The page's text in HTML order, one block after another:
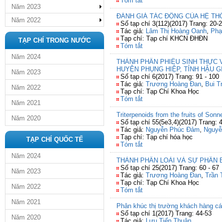
Năm 2023
Năm 2022
TẠP CHÍ TRONG NƯỚC
Năm 2024
Năm 2023
Năm 2022
Năm 2021
Năm 2020
TẠP CHÍ QUỐC TẾ
Năm 2024
Năm 2023
Năm 2022
Năm 2021
Năm 2020
ĐÁNH GIÁ TÁC ĐỘNG CỦA HỆ
Số tạp chí 3(112)(2017) Trang: 20-
Tác giả: Lâm Thị Hoàng Oanh,
Tạp chí: Tạp chí KHCN ĐHĐN
Tóm tắt
THÀNH PHẦN PHIÊU SINH
HUYỆN PHỤNG HIỆP, TỈNH HẬU
Số tạp chí 6(2017) Trang: 91 - 100
Tác giả: Trương Hoàng Đan, Bui
Tạp chí: Tạp Chí Khoa Học
Tóm tắt
Triterpenoids from the fruits of
Số tạp chí 55(5e3,4)(2017) Trang:
Tác giả: Nguyễn Phúc Đảm,
Tạp chí: Tạp chí hóa học
Tóm tắt
THÀNH PHẦN LOÀI VÀ SỰ PHÂN
Số tạp chí 25(2017) Trang: 60 - 67
Tác giả: Trương Hoàng Đan, Trần
Tạp chí: Tạp Chí Khoa Học
Tóm tắt
Phân khúc thị trường khách hàng
Số tạp chí 1(2017) Trang: 44-53